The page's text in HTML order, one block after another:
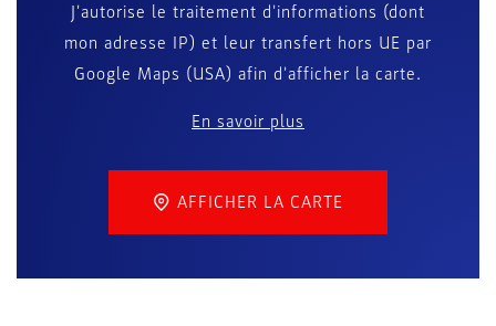
J'autorise le traitement d'informations (dont
mon adresse IP) et leur transfert hors UE par
Google Maps (USA) afin d'afficher la carte.
En savoir plus
AFFICHER LA CARTE